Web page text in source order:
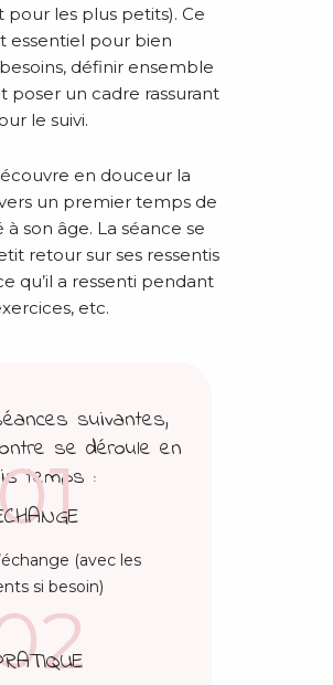
pour les plus petits). Ce
essentiel pour bien
définir ensemble
poser un cadre rassurant
le suivi.
en douceur la
un premier temps de
son âge. La séance se
retour sur ses ressentis
qu’il a ressenti pendant
etc.
suivantes,
se déroule en
temps :
(avec les
si besoin)